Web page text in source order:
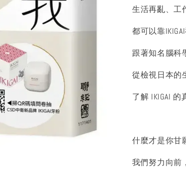
生活再亂、工
都可以靠
跟著知名腦科
從檢視日本的
了解 IKIGAI 的
什麼才是你甘
我們努力向前